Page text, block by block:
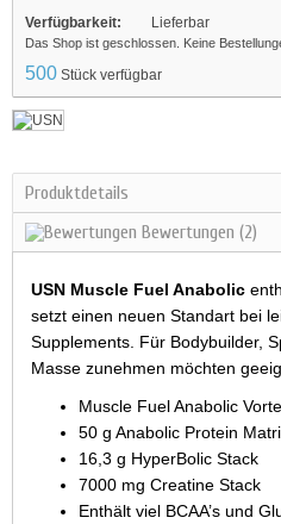
Verfügbarkeit: Lieferbar
Das Shop ist geschlossen. Keine
500 Stück verfügbar
Produktdetails
Bewertungen (2)
USN Muscle Fuel Anabolic
setzt einen neuen Standart bei
Supplements. Für Bodybuilder,
Masse zunehmen möchten
Muscle Fuel Anabolic
50 g Anabolic Protein
16,3 g HyperBolic Stack
7000 mg Creatine Stack
Enthält viel BCAA’s und